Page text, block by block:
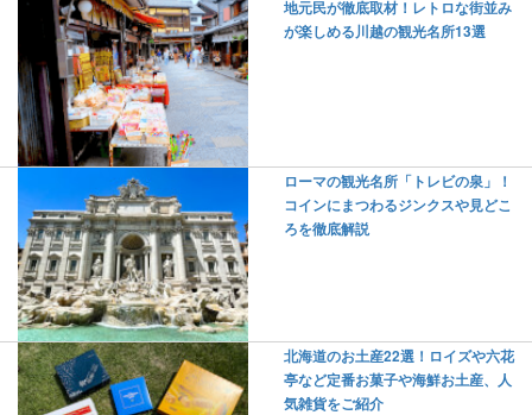
地元民が徹底取材！レトロな街並み
が楽しめる川越の観光名所13選
ローマの観光名所「トレビの泉」！
コインにまつわるジンクスや見どこ
ろを徹底解説
北海道のお土産22選！ロイズや六花
亭など定番お菓子や海鮮お土産、人
気雑貨をご紹介